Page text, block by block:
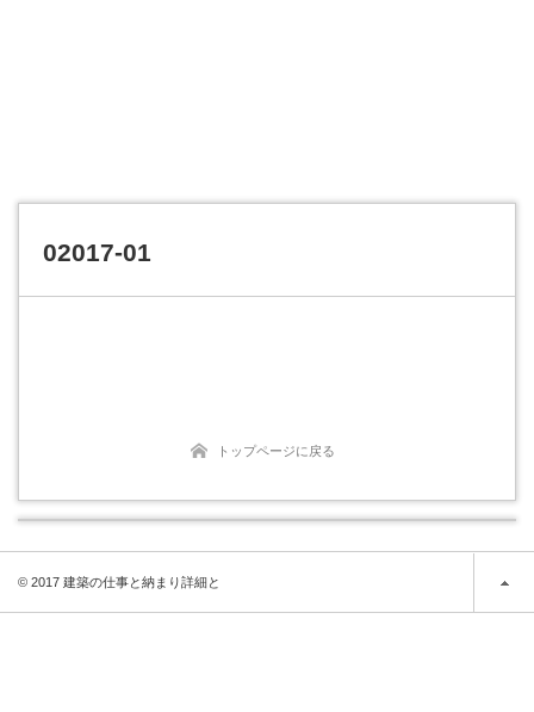
02017-01
トップページに戻る
© 2017 建築の仕事と納まり詳細と